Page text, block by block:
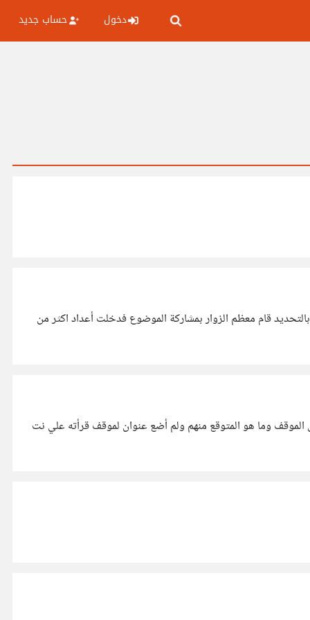
دخول حساب جديد
قام معظم الزوار بمشاركة الموضوع فدخلت أعداد اكثر من
الموقف وما هو المتوقع منهم ولم أضع عنوان لموقف قرأته علي نت